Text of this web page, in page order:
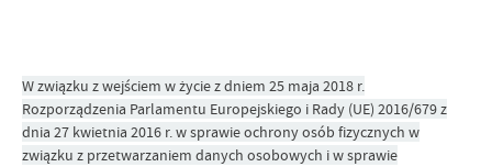
W związku z wejściem w życie z dniem 25 maja 2018 r.
Rozporządzenia Parlamentu Europejskiego i Rady (UE) 2016/679 z
dnia 27 kwietnia 2016 r. w sprawie ochrony osób fizycznych w
związku z przetwarzaniem danych osobowych i w sprawie